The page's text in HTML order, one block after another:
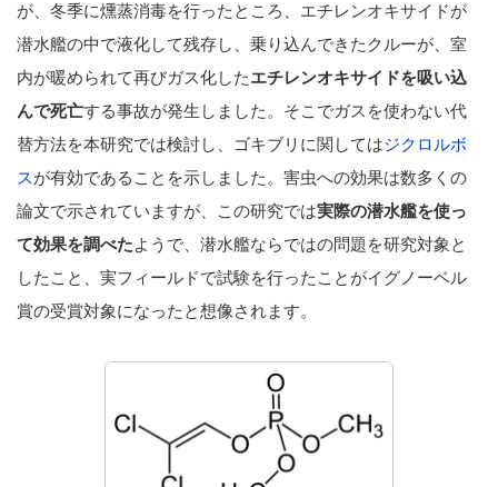
が、冬季に燻蒸消毒を行ったところ、エチレンオキサイドが
潜水艦の中で液化して残存し、乗り込んできたクルーが、室
内が暖められて再びガス化したエチレンオキサイドを吸い込
んで死亡する事故が発生しました。そこでガスを使わない代
替方法を本研究では検討し、ゴキブリに関してはジクロルボ
スが有効であることを示しました。害虫への効果は数多くの
論文で示されていますが、この研究では実際の潜水艦を使っ
て効果を調べたようで、潜水艦ならではの問題を研究対象と
したこと、実フィールドで試験を行ったことがイグノーベル
賞の受賞対象になったと想像されます。